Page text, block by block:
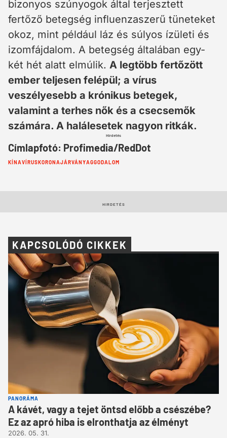
bizonyos szúnyogok által terjesztett
fertőző betegség influenzaszerű tüneteket
okoz, mint például láz és súlyos ízületi és
izomfájdalom. A betegség általában egy-
két hét alatt elmúlik. A legtöbb fertőzött
ember teljesen felépül; a vírus
veszélyesebb a krónikus betegek,
valamint a terhes nők és a csecsemők
számára. A halálesetek nagyon ritkák.
Hirdetés
Címlapfotó: Profimedia/RedDot
Cimkék:
KÍNAVÍRUSKORONAJÁRVÁNYAGGODALOM
HIRDETÉS
KAPCSOLÓDÓ CIKKEK
PANORÁMA
A kávét, vagy a tejet öntsd előbb a csészébe?
Ez az apró hiba is elronthatja az élményt
2026. 05. 31.